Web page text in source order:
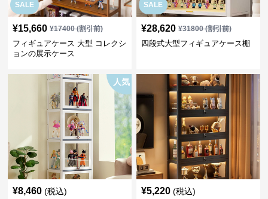
SALE
¥15,660 ¥17400(割引前)
フィギュアケース 大型 コレクシ
ョンの展示ケース
SALE
¥28,620 ¥31800(割引前)
四段式大型フィギュアケース棚
人気
¥8,460 (税込) ¥5,220 (税込)